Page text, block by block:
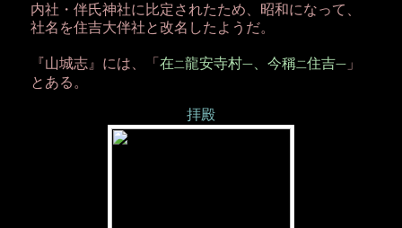
内社・伴氏神社に比定されたため、昭和になって、
社名を住吉大伴社と改名したようだ。
『山城志』には、「 在二龍安寺村一、今稱二住吉一」
とある。
拝殿